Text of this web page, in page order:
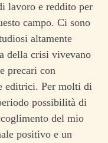
lavoro e reddito per
campo. Ci sono
altamente
della crisi vivevano
precari con
editrici. Per molti di
possibilità di
del mio
positivo e un